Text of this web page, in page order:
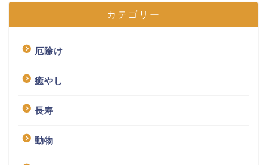
カテゴリー
厄除け
癒やし
長寿
動物